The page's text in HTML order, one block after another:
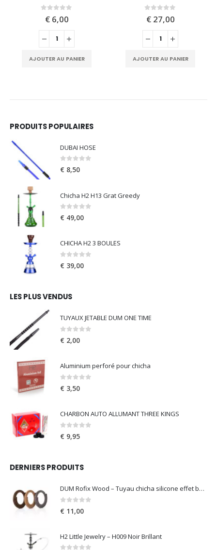
out of 5
€6,00
AJOUTER AU PANIER
out of 5
€27,00
AJOUTER AU PANIER
PRODUITS POPULAIRES
DUBAI HOSE
0out of 5
€ 8,50
Chicha H2 H13 Grat Greedy
0out of 5
€ 49,00
CHICHA H2 3 BOULES
0out of 5
€ 39,00
LES PLUS VENDUS
TUYAUX JETABLE DUM ONE TIME
0out of 5
€ 2,00
Aluminium perforé pour chicha
0out of 5
€ 3,50
CHARBON AUTO ALLUMANT THREE KINGS
€ 9,95
DERNIERS PRODUITS
DUM Rofix Wood – Tuyau chicha silicone effet bois
€ 11,00
H2 Little Jewelry – H009 Noir Brillant